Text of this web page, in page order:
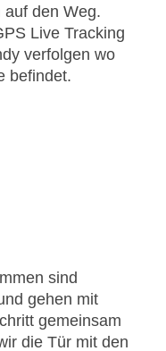
den Weg.
Live Tracking
verfolgen wo
befindet.
sind
gehen mit
gemeinsam
die Tür mit den